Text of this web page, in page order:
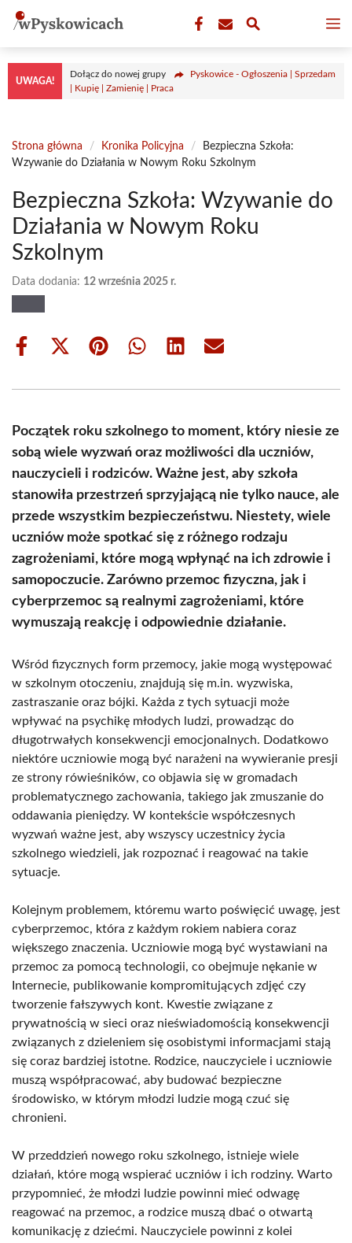
Przejdź
treści
UWAGA!
Dołącz do nowej grupy
Pyskowice - Ogłoszenia | Sprzedam
| Kupię | Zamienię | Praca
Strona główna / Kronika Policyjna /
Bezpieczna Szkoła:
Wzywanie do Działania w Nowym Roku Szkolnym
Bezpieczna Szkoła: Wzywanie do
Działania w Nowym Roku
Szkolnym
Data dodania: 12 września 2025 r.
Share
Share
(Twitter)
Share Share Share Share
Początek roku szkolnego to moment, który niesie ze
sobą wiele wyzwań oraz możliwości dla uczniów,
nauczycieli i rodziców. Ważne jest, aby szkoła
stanowiła przestrzeń sprzyjającą nie tylko nauce, ale
przede wszystkim bezpieczeństwu. Niestety, wiele
uczniów może spotkać się z różnego rodzaju
zagrożeniami, które mogą wpłynąć na ich zdrowie i
samopoczucie. Zarówno przemoc fizyczna, jak i
cyberprzemoc są realnymi zagrożeniami, które
wymuszają reakcję i odpowiednie działanie.
Wśród fizycznych form przemocy, jakie mogą występować
w szkolnym otoczeniu, znajdują się m.in. wyzwiska,
zastraszanie oraz bójki. Każda z tych sytuacji może
wpływać na psychikę młodych ludzi, prowadząc do
długotrwałych konsekwencji emocjonalnych. Dodatkowo
niektóre uczniowie mogą być narażeni na wywieranie presji
ze strony rówieśników, co objawia się w gromadach
problematycznego zachowania, takiego jak zmuszanie do
oddawania pieniędzy. W kontekście współczesnych
wyzwań ważne jest, aby wszyscy uczestnicy życia
szkolnego wiedzieli, jak rozpoznać i reagować na takie
sytuacje.
Kolejnym problemem, któremu warto poświęcić uwagę, jest
cyberprzemoc, która z każdym rokiem nabiera coraz
większego znaczenia. Uczniowie mogą być wystawiani na
przemoc za pomocą technologii, co obejmuje nękanie w
Internecie, publikowanie kompromitujących zdjęć czy
tworzenie fałszywych kont. Kwestie związane z
prywatnością w sieci oraz nieświadomością konsekwencji
związanych z dzieleniem się osobistymi informacjami stają
się coraz bardziej istotne. Rodzice, nauczyciele i uczniowie
muszą współpracować, aby budować bezpieczne
środowisko, w którym młodzi ludzie mogą czuć się
chronieni.
W przeddzień nowego roku szkolnego, istnieje wiele
działań, które mogą wspierać uczniów i ich rodziny. Warto
przypomnieć, że młodzi ludzie powinni mieć odwagę
reagować na przemoc, a rodzice muszą dbać o otwartą
komunikację z dziećmi. Nauczyciele powinni z kolei